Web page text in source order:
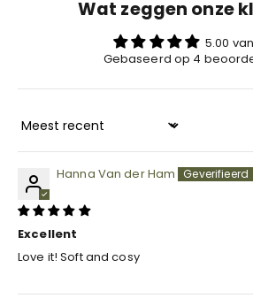
Wat zeggen onze
5.00
Gebaseerd op 4
Sort by
Hanna Van der Ham
Excellent
Love it! Soft and cosy